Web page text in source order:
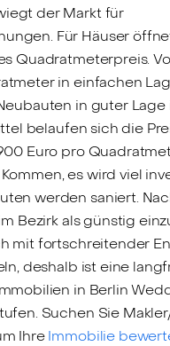
der Markt für
Für Häuser
Quadratmeterpreis.
in einfachen
in guter Lage
belaufen sich die
Euro pro
es wird viel
werden saniert.
Bezirk als günstig
mit fortschreitender
deshalb ist eine
in Berlin
Suchen Sie
IhreImmobilie